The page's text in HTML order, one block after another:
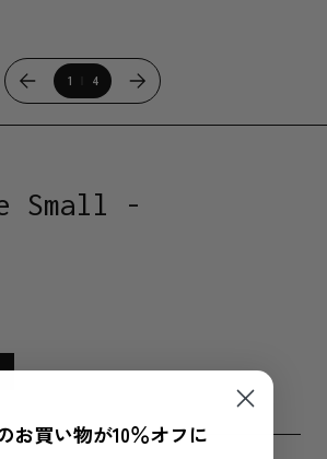
1 4
Small -
お買い物が10％オフに